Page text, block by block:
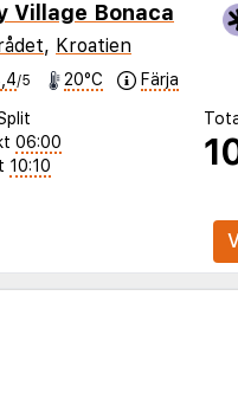
Village Bonaca
, Kroatien
/5 20°C Färja
06:00
10:10